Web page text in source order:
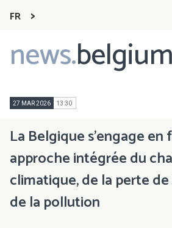
FR
news.belgium
Main
navigation
27 MAR 2026 13:30
La Belgique s'engage en
approche intégrée du
climatique, de la perte
de la pollution